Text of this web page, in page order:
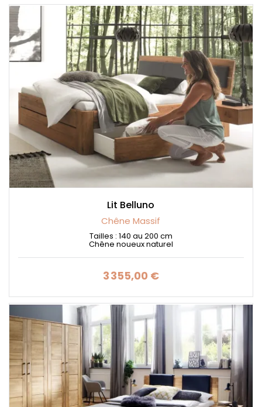
Lit Belluno
Chêne Massif
Tailles : 140 au 200 cm
Chêne noueux naturel
Prix
3 355,00 €